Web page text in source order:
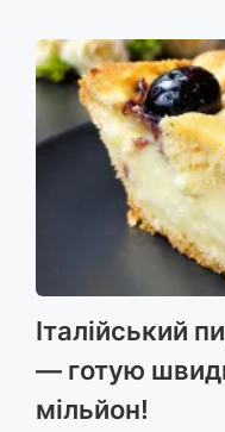
Італійський
— готую
мільйон!